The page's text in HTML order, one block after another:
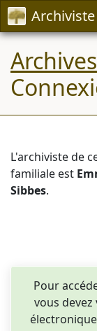
L'archiviste de
familiale est
Sibbes.
Pour
vous